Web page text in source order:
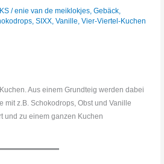
/enie van de meiklokjes ,Gebäck
,SIXX ,Vanille ,Vier-Viertel-Kuchen
Aus einem Grundteig werden dabei
mit z.B. Schokodrops, Obst und Vanille
und zu einem ganzen Kuchen